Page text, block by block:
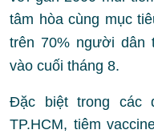
tâm hòa cùng mục
trên 70% người dân
vào cuối tháng 8.
Đặc biệt trong các
TP.HCM, tiêm